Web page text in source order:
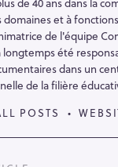
domaines et à
de l'équipe
été
dans un
de la filière
POSTS